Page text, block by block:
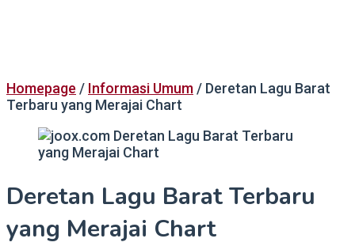
Homepage / Informasi Umum / Deretan Lagu Barat
Terbaru yang Merajai Chart
Deretan Lagu Barat Terbaru
yang Merajai Chart